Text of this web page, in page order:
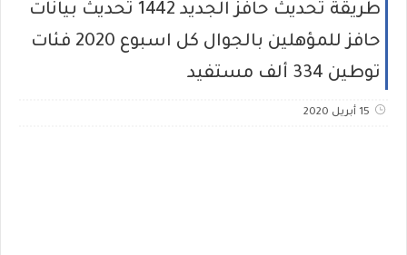
طريقة تحديث حافز الجديد 1442 تحديث بيانات
حافز للمؤهلين بالجوال كل اسبوع 2020 فئات
توطين 334 ألف مستفيد
15 أبريل 2020